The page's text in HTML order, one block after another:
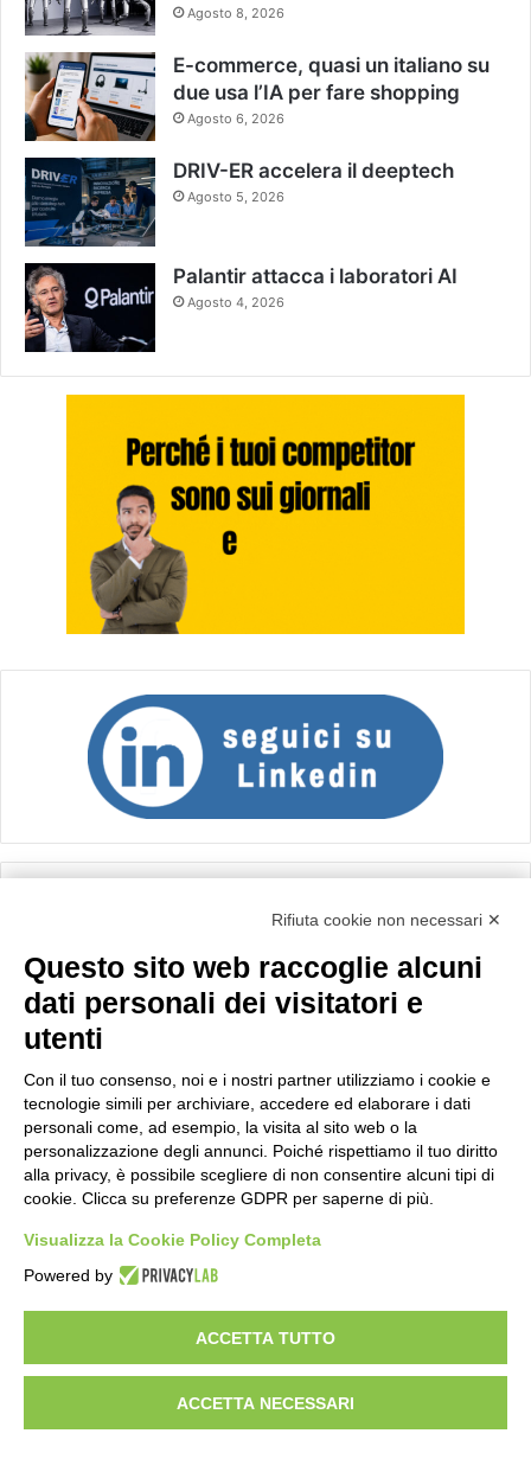
Agosto 8, 2026
E-commerce, quasi un italiano su
due usa l’IA per fare shopping
Agosto 6, 2026
DRIV-ER accelera il deeptech
Agosto 5, 2026
Palantir attacca i laboratori AI
Agosto 4, 2026
Importo netto (€):
Calcola
Scorporo IVA
Importo lordo (€):
Rifiuta cookie non necessari ✕
Questo sito web raccoglie alcuni
dati personali dei visitatori e
utenti
Con il tuo consenso, noi e i nostri partner utilizziamo i cookie e
tecnologie simili per archiviare, accedere ed elaborare i dati
personali come, ad esempio, la visita al sito web o la
personalizzazione degli annunci. Poiché rispettiamo il tuo diritto
alla privacy, è possibile scegliere di non consentire alcuni tipi di
cookie. Clicca su preferenze GDPR per saperne di più.
Visualizza la Cookie Policy Completa
Powered by
ACCETTA TUTTO
ACCETTA NECESSARI